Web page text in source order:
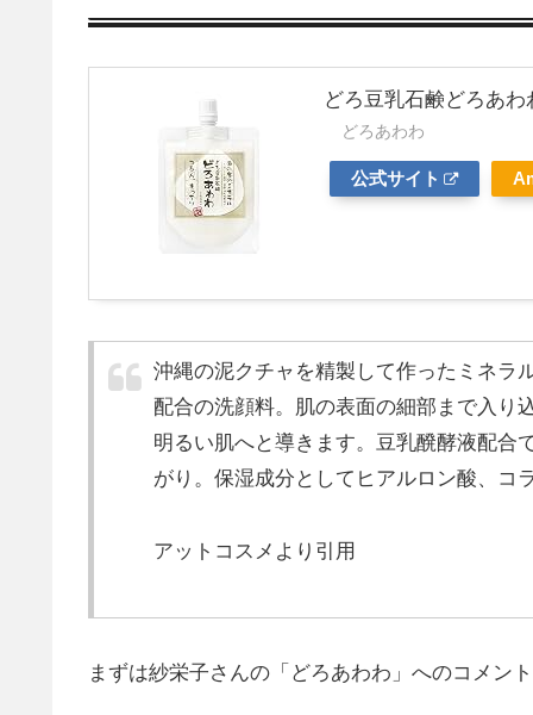
どろ豆乳石鹸どろあわ
どろあわわ
公式サイト
沖縄の泥クチャを精製して作ったミネラ
配合の洗顔料。肌の表面の細部まで入り
明るい肌へと導きます。豆乳醗酵液配合
がり。保湿成分としてヒアルロン酸、コ
アットコスメより引用
まずは紗栄子さんの「どろあわわ」へのコメン